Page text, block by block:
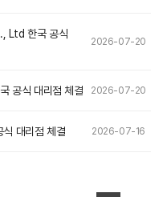
Ltd 한국 공식
2026-07-20
공식 대리점 체결 2026-07-20
대리점 체결 2026-07-16